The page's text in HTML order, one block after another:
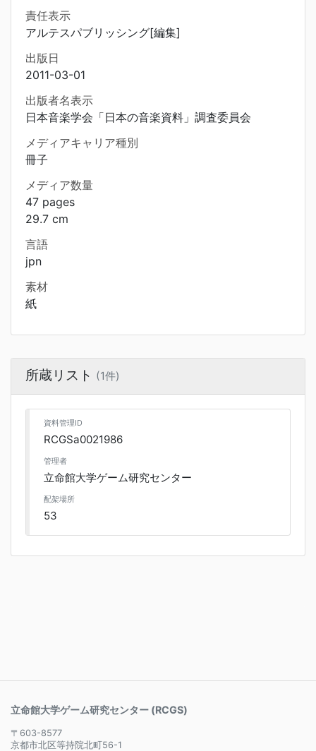
責任表示
アルテスパブリッシング[編集]
出版日
2011-03-01
出版者名表示
日本音楽学会「日本の音楽資料」調査委員会
メディアキャリア種別
冊子
メディア数量
47 pages
29.7 cm
言語
jpn
素材
紙
所蔵リスト (1件)
資料管理ID
RCGSa0021986
管理者
立命館大学ゲーム研究センター
配架場所
53
立命館大学ゲーム研究センター (RCGS)
〒603-8577
京都市北区等持院北町56-1